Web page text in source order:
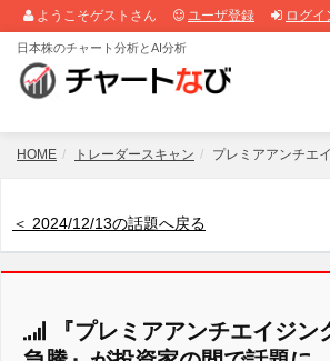
ようこそゲストさん ユーザ登録 ログイ
日本株のチャート分析とAI分析
HOME トレーダースキャン プレミアアンチエ
＜ 2024/12/13の話題へ戻る
『プレミアアンチエイジン